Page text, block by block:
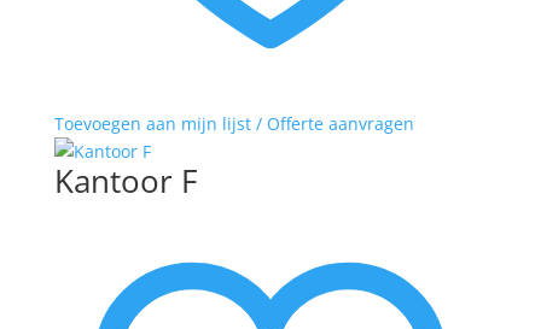
Toevoegen aan mijn lijst / Offerte aanvragen
Kantoor F